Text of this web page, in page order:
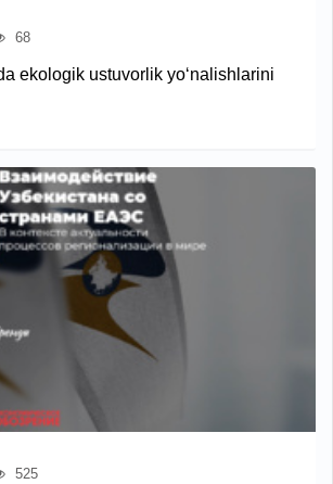
68
ekologik ustuvorlik yo‘nalishlarini
525